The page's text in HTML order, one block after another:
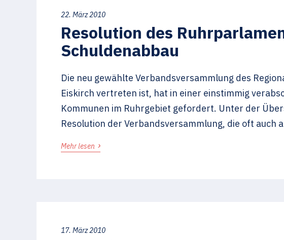
22. März 2010
Resolution des
Schuldenabbau
Die neu gewählte Verbandsversammlung des
Eiskirch vertreten ist, hat in einer einstimmig
Kommunen im Ruhrgebiet gefordert. Unter der
Resolution der Verbandsversammlung, die oft auch
Mehr lesen ›
17. März 2010